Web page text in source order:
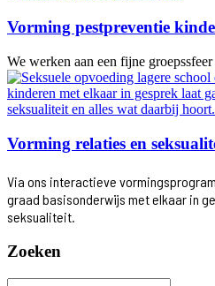
Vorming pestpreventie
We werken aan een fijne
Vorming relaties en
Via ons interactieve
graad basisonderwijs met elkaar in
seksualiteit.
Zoeken